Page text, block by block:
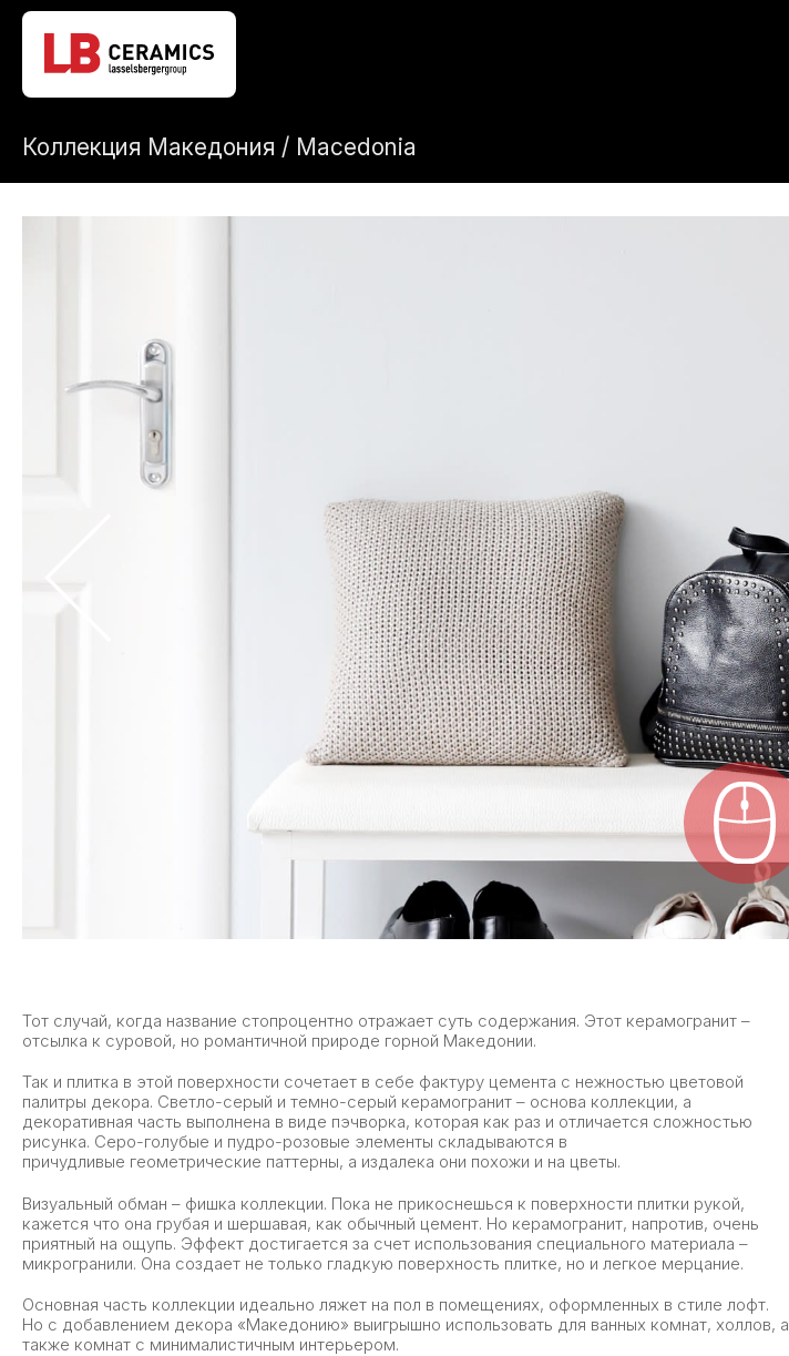
Коллекция Македония / Macedonia
Тот случай, когда название стопроцентно отражает суть содержания. Этот керамогранит –
отсылка к суровой, но романтичной природе горной Македонии.
Так и плитка в этой поверхности сочетает в себе фактуру цемента с нежностью цветовой
палитры декора. Светло-серый и темно-серый керамогранит – основа коллекции, а
декоративная часть выполнена в виде пэчворка, которая как раз и отличается сложностью
рисунка. Серо-голубые и пудро-розовые элементы складываются в
причудливые геометрические паттерны, а издалека они похожи и на цветы.
Визуальный обман – фишка коллекции. Пока не прикоснешься к поверхности плитки рукой,
кажется что она грубая и шершавая, как обычный цемент. Но керамогранит, напротив, очень
приятный на ощупь. Эффект достигается за счет использования специального материала –
микрогранили. Она создает не только гладкую поверхность плитке, но и легкое мерцание.
Основная часть коллекции идеально ляжет на пол в помещениях, оформленных в стиле лофт.
Но с добавлением декора «Македонию» выигрышно использовать для ванных комнат, холлов, а
также комнат с минималистичным интерьером.